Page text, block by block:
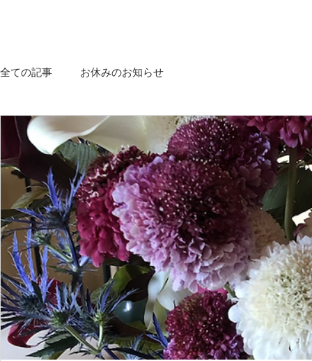
全ての記事 お休みのお知らせ